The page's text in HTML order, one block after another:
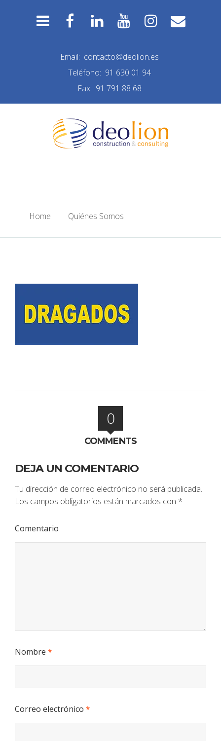
Email: contacto@deolion.es
Teléfono: 91 630 01 94
Fax: 91 791 88 68
Home Quiénes Somos
0
COMMENTS
DEJA UN COMENTARIO
Tu dirección de correo electrónico no será publicada.
Los campos obligatorios están marcados con *
Comentario
Nombre *
Correo electrónico *